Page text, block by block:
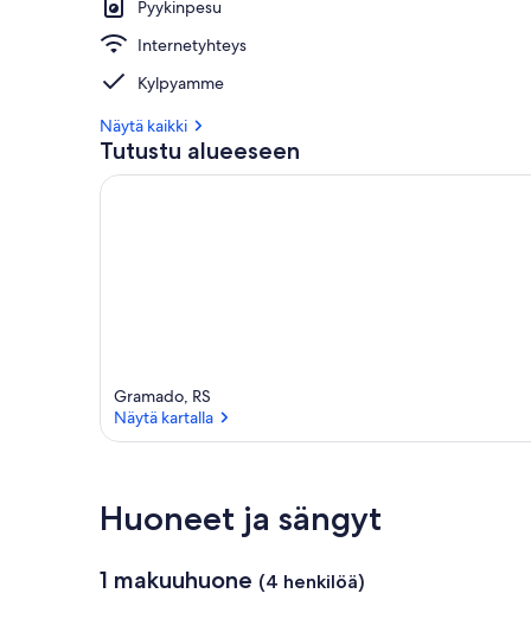
Pyykinpesu
Internetyhteys
Kylpyamme
Näytä kaikki
Tutustu alueeseen
Gramado, RS
Näytä kartalla
Huoneet ja sängyt
1 makuuhuone (4 henkilöä)